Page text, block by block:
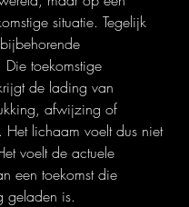
situatie. Tegelijk
Die toekomstige
de lading van
afwijzing of
Het lichaam voelt dus niet
voelt de actuele
een toekomst die
geladen is.